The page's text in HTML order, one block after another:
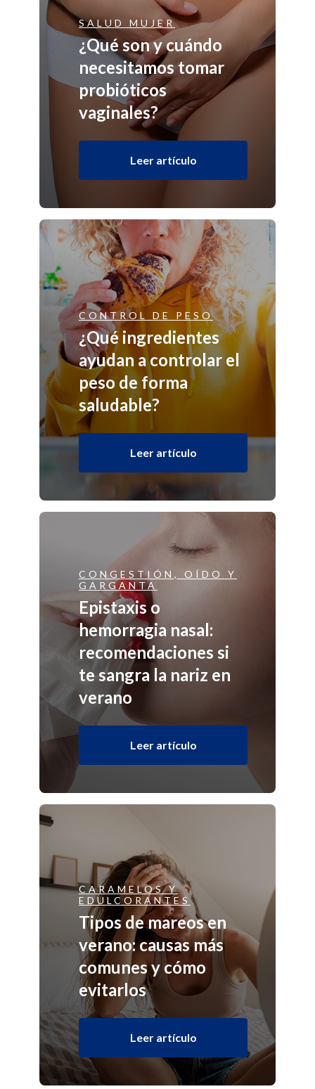
SALUD MUJER
¿Qué son y cuándo
necesitamos tomar
probióticos
vaginales?
Leer artículo
CONTROL DE PESO
¿Qué ingredientes
ayudan a controlar el
peso de forma
saludable?
Leer artículo
CONGESTIÓN, OÍDO Y
GARGANTA
Epistaxis o
hemorragia nasal:
recomendaciones si
te sangra la nariz en
verano
Leer artículo
CARAMELOS Y
EDULCORANTES
Tipos de mareos en
verano: causas más
comunes y cómo
evitarlos
Leer artículo